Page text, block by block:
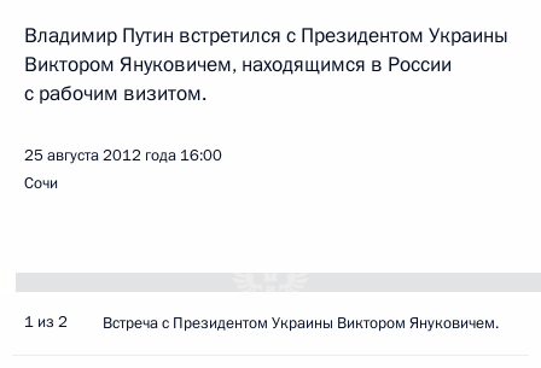
Владимир Путин встретился с Президентом Украины
Виктором Януковичем, находящимся в России
с рабочим визитом.
25 августа 2012 года 16:00
Сочи
1 из 2 Встреча с Президентом Украины Виктором Януковичем.